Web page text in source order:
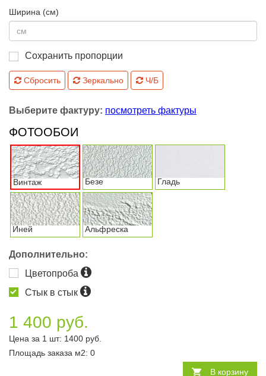
Ширина (см)
Сохранить пропорции
Сбросить Зеркально Ч/Б
Выберите фактуру: посмотреть фактуры
ФОТООБОИ
Винтаж Безе Гладь
Иней Альфреска
Дополнительно:
Цветопроба
Стык в стык
1 400 руб.
Цена за 1 шт: 1400 руб.
Площадь заказа м2: 0
В корзину